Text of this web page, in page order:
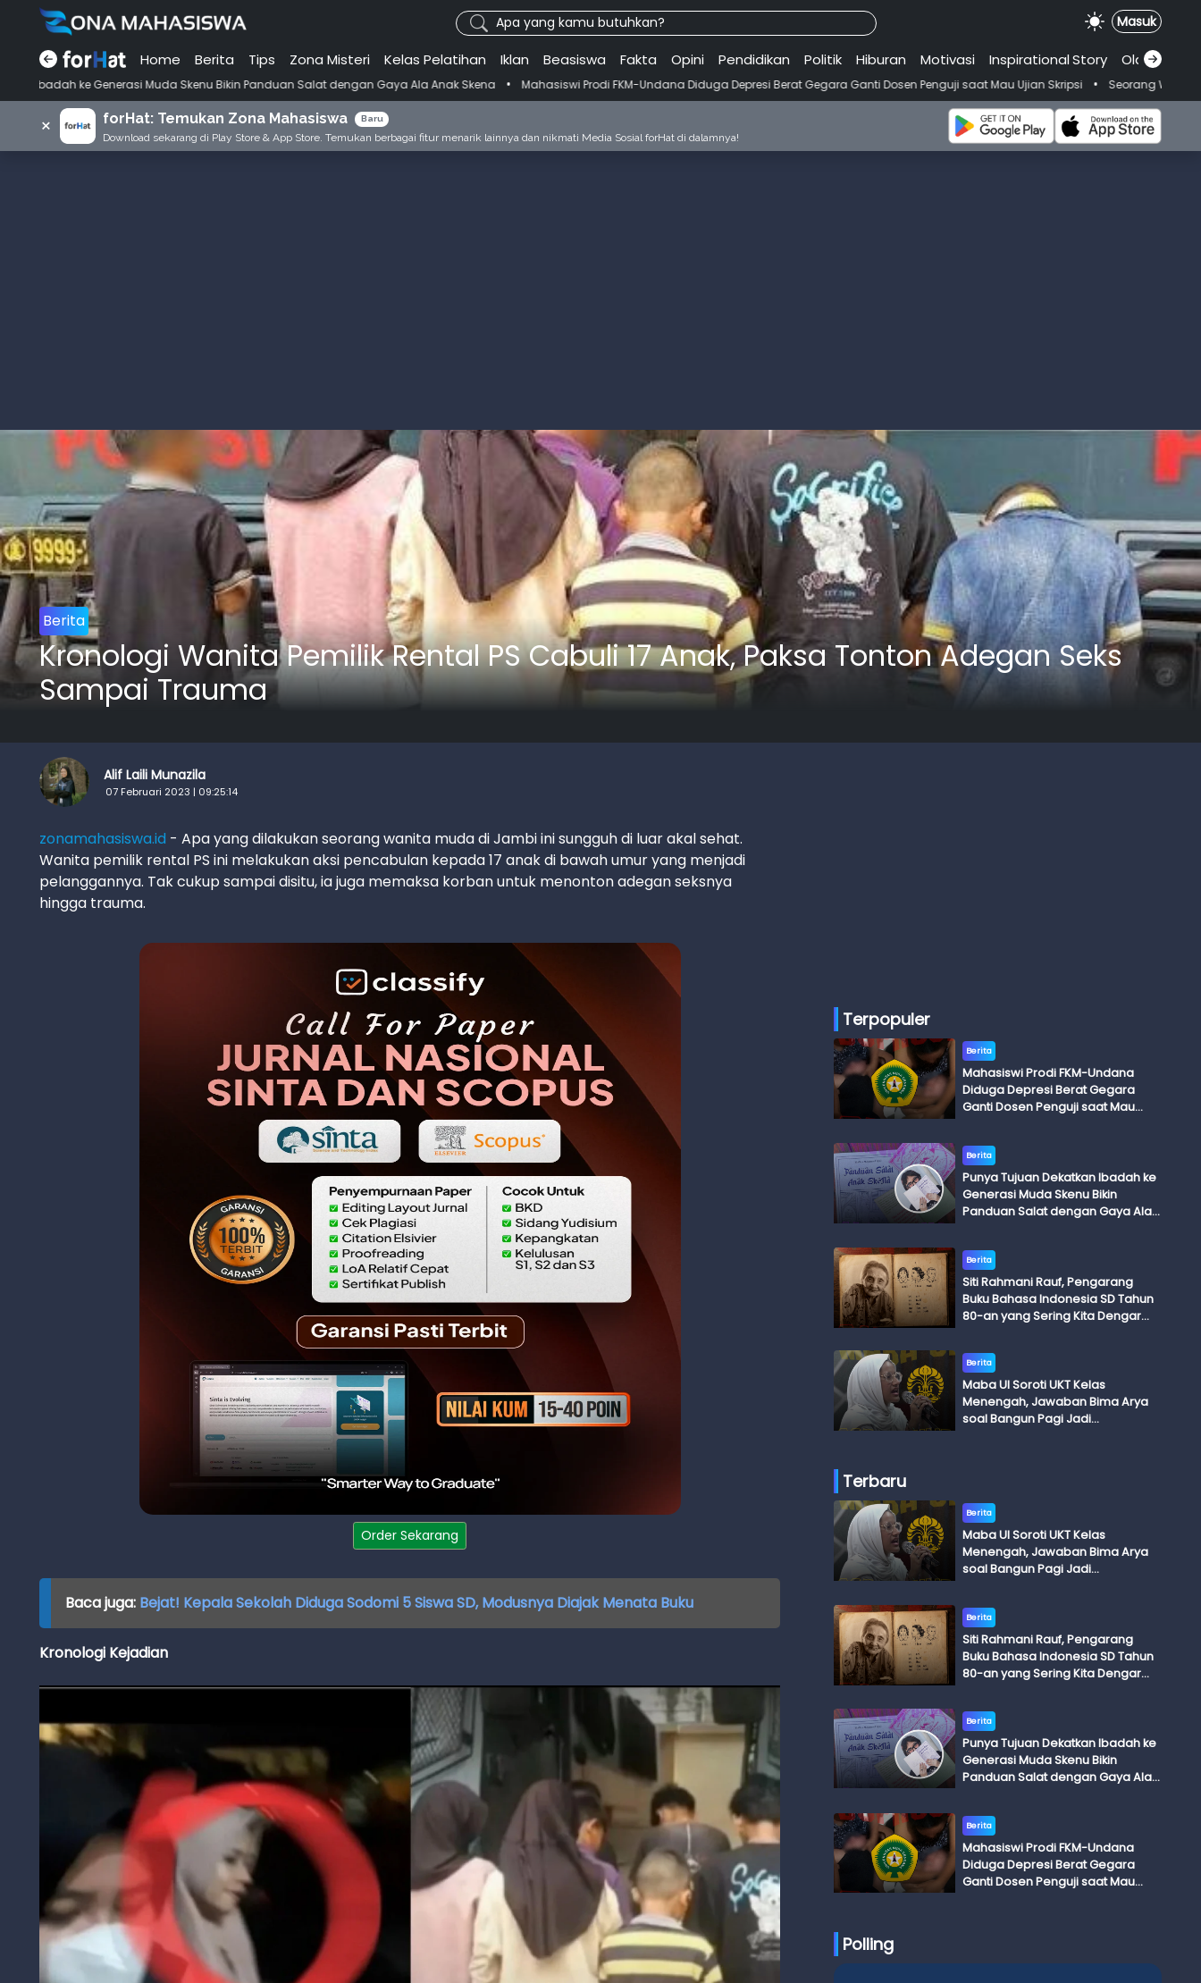
Apa yang kamu butuhkan? Masuk
Home Berita Tips Zona Misteri Kelas Pelatihan Iklan Beasiswa Fakta Opini Pendidikan Politik Hiburan Motivasi Inspirational.Story Olahraga
Muda Skenu Bikin Panduan Salat dengan Gaya Ala Anak Skena • Mahasiswi Prodi FKM-Undana Diduga Depresi Berat Gegara Ganti Dosen Penguji saat Mau Ujian Skripsi • Seorang Wanita Meninggal Usai
× forHat: Temukan Zona Mahasiswa Baru
Download sekarang di Play Store & App Store. Temukan berbagai fitur menarik lainnya dan nikmati Media Sosial forHat di dalamnya!
Berita
Kronologi Wanita Pemilik Rental PS Cabuli 17 Anak, Paksa Tonton Adegan Seks
Sampai Trauma
Alif Laili Munazila
07 Februari 2023 | 09:25:14
zonamahasiswa.id - Apa yang dilakukan seorang wanita muda di Jambi ini sungguh di luar akal sehat.
Wanita pemilik rental PS ini melakukan aksi pencabulan kepada 17 anak di bawah umur yang menjadi
pelanggannya. Tak cukup sampai disitu, ia juga memaksa korban untuk menonton adegan seksnya
hingga trauma.
Order Sekarang
Baca juga: Bejat! Kepala Sekolah Diduga Sodomi 5 Siswa SD, Modusnya Diajak Menata Buku
Kronologi Kejadian
Terpopuler
Berita
Mahasiswi Prodi FKM-Undana
Diduga Depresi Berat Gegara
Ganti Dosen Penguji saat Mau
Berita
Punya Tujuan Dekatkan Ibadah ke
Generasi Muda Skenu Bikin
Panduan Salat dengan Gaya Ala
Berita
Siti Rahmani Rauf, Pengarang
Buku Bahasa Indonesia SD Tahun
80-an yang Sering Kita Dengar
Adik Budi
Berita
Maba UI Soroti UKT Kelas
Menengah, Jawaban Bima Arya
soal Bangun Pagi Jadi
Terbaru
Berita
Maba UI Soroti UKT Kelas
Menengah, Jawaban Bima Arya
soal Bangun Pagi Jadi
Berita
Siti Rahmani Rauf, Pengarang
Buku Bahasa Indonesia SD Tahun
80-an yang Sering Kita Dengar
Adik Budi
Berita
Punya Tujuan Dekatkan Ibadah ke
Generasi Muda Skenu Bikin
Panduan Salat dengan Gaya Ala
Berita
Mahasiswi Prodi FKM-Undana
Diduga Depresi Berat Gegara
Ganti Dosen Penguji saat Mau
Polling